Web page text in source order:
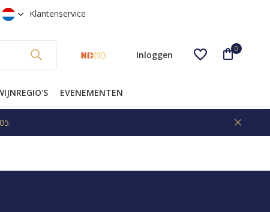
op aanvraag
Klantenservice
Inloggen
0
EVENEMENTEN